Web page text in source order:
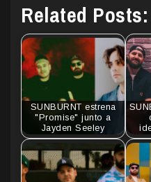
Related Posts:
SUNBURNT estrena
"Promise" junto a
Jayden Seeley